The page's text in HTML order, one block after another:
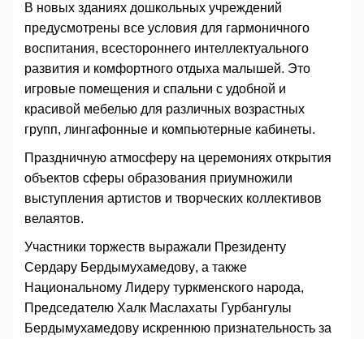
В новых зданиях дошкольных учреждений
предусмотрены все условия для гармоничного
воспитания, всестороннего интеллектуального
развития и комфортного отдыха малышей. Это
игровые помещения и спальни с удобной и
красивой мебелью для различных возрастных
групп, лингафонные и компьютерные кабинеты.
Праздничную атмосферу на церемониях открытия
объектов сферы образования приумножили
выступления артистов и творческих коллективов
велаятов.
Участники торжеств выражали Президенту
Сердару Бердымухамедову, а также
Национальному Лидеру туркменского народа,
Председателю Халк Маслахаты Гурбангулы
Бердымухамедову искреннюю признательность за